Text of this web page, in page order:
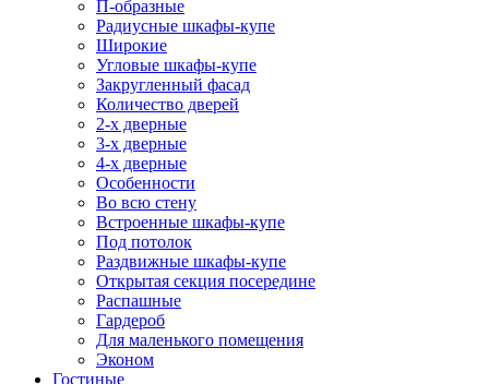
П-образные
Радиусные шкафы-купе
Широкие
Угловые шкафы-купе
Закругленный фасад
Количество дверей
2-х дверные
3-х дверные
4-х дверные
Особенности
Во всю стену
Встроенные шкафы-купе
Под потолок
Раздвижные шкафы-купе
Открытая секция посередине
Распашные
Гардероб
Для маленького помещения
Эконом
Гостиные